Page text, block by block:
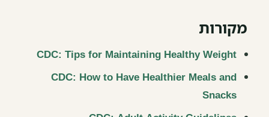
מקורות
CDC: Tips for Maintaining Healthy Weight
CDC: How to Have Healthier Meals and
Snacks